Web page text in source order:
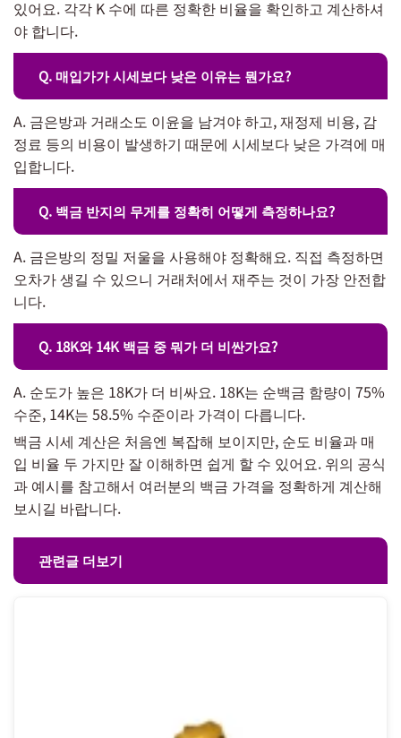
있어요. 각각 K 수에 따른 정확한 비율을 확인하고 계산하셔
야 합니다.
Q. 매입가가 시세보다 낮은 이유는 뭔가요?
A. 금은방과 거래소도 이윤을 남겨야 하고, 재정제 비용, 감
정료 등의 비용이 발생하기 때문에 시세보다 낮은 가격에 매
입합니다.
Q. 백금 반지의 무게를 정확히 어떻게 측정하나요?
A. 금은방의 정밀 저울을 사용해야 정확해요. 직접 측정하면
오차가 생길 수 있으니 거래처에서 재주는 것이 가장 안전합
니다.
Q. 18K와 14K 백금 중 뭐가 더 비싼가요?
A. 순도가 높은 18K가 더 비싸요. 18K는 순백금 함량이 75%
수준, 14K는 58.5% 수준이라 가격이 다릅니다.
백금 시세 계산은 처음엔 복잡해 보이지만, 순도 비율과 매
입 비율 두 가지만 잘 이해하면 쉽게 할 수 있어요. 위의 공식
과 예시를 참고해서 여러분의 백금 가격을 정확하게 계산해
보시길 바랍니다.
관련글 더보기